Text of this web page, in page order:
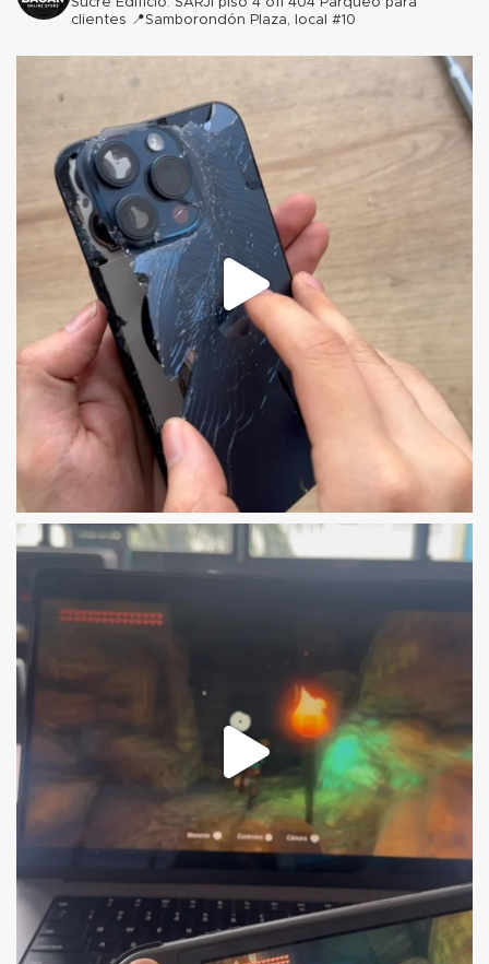
clientes 📍Samborondón Plaza, local #10